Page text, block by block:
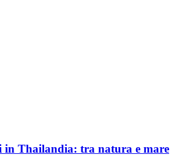
in Thailandia: tra natura e mare